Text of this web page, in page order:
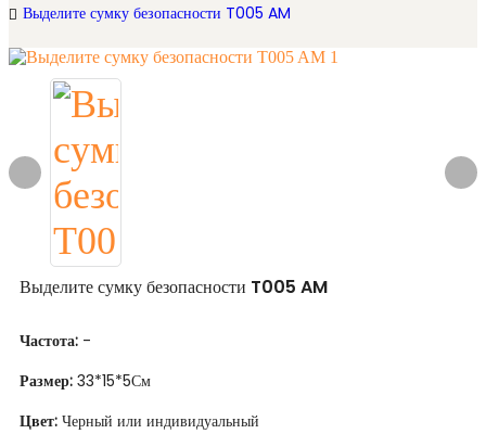
Выделите сумку безопасности T005 AM
Выделите сумку безопасности T005 AM
Частота: -
Размер: 33*15*5См
Цвет: Черный или индивидуальный